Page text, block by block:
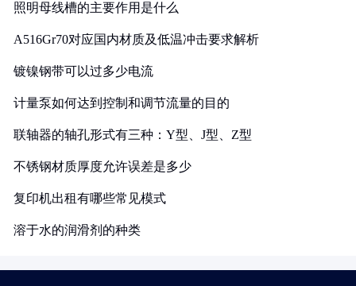
照明母线槽的主要作用是什么
A516Gr70对应国内材质及低温冲击要求解析
镀镍钢带可以过多少电流
计量泵如何达到控制和调节流量的目的
联轴器的轴孔形式有三种：Y型、J型、Z型
不锈钢材质厚度允许误差是多少
复印机出租有哪些常见模式
溶于水的润滑剂的种类